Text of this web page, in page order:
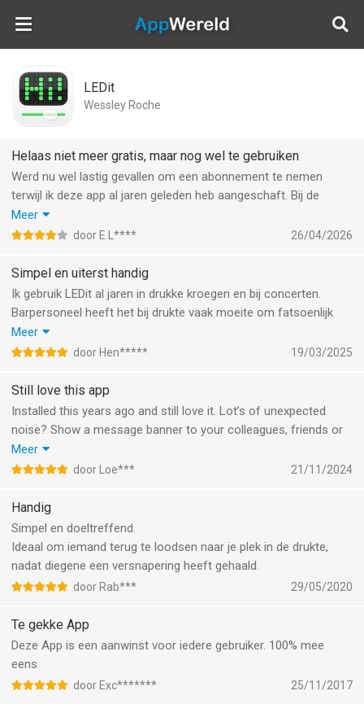
AppWereld
LEDit
Wessley Roche
Helaas niet meer gratis, maar nog wel te gebruiken
Werd nu wel lastig gevallen om een abonnement te nemen
terwijl ik deze app al jaren geleden heb aangeschaft. Bij de
instellingen wordt aangegeven dat ik de pro versie heb.
Hopelijk blijven de meldingen nu weg.
Het kunnen kiezen voor een leuke achtergrond, zou leuk zijn.
De app al veel gebruikt en is super handig als je in een drukke
kroeg staat of bij een optreden ;-)
Bestellen gaat dan best makkelijk
Meer
door E L**** 26/04/2026
Simpel en uiterst handig
Ik gebruik LEDit al jaren in drukke kroegen en bij concerten.
Barpersoneel heeft het bij drukte vaak moeite om fatsoenlijk
een bestelling op te nemen. Ik zet de bestelling in LEDit en hou
mijn telefoon omhoog. Werkt perfect! Krijg heel snel en
regelmatig verzoekjes gehonoreerd te krijgen, vaak met een
leuke opmerking van de artiest. Topprogramma!
Meer
door Hen***** 19/03/2025
Still love this app
Installed this years ago and still love it. Lot’s of unexpected
noise? Show a message banner to your colleagues, friends or
whoever is in the room with you. Signal a message to someone
in a car around you in a traffic jam. Too busy at work? Put this
drink. Endless handy applications found for this over the years
and still useful. You can preprogram messages and just run
them when needed.
Meer
door Loe*** 21/11/2024
Handig
Simpel en doeltreffend.
Ideaal om iemand terug te loodsen naar je plek in de drukte,
nadat diegene een versnapering heeft gehaald.
door Rab*** 29/05/2020
Te gekke App
Deze App is een aanwinst voor iedere gebruiker. 100% mee
eens
door Exc******* 25/11/2017